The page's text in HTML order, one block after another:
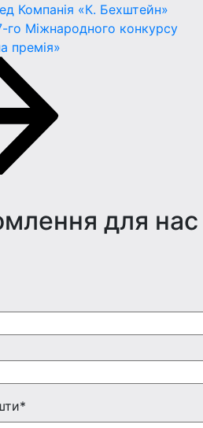
Компанія «К. Бехштейн»
го Міжнародного конкурсу
премія»
для нас